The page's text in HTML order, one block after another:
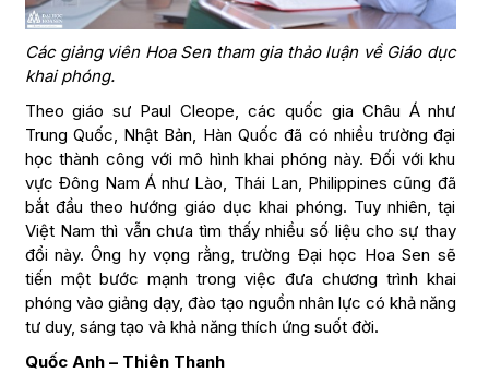
Các giảng viên Hoa Sen tham gia thảo luận về Giáo dục
khai phóng.
Theo giáo sư Paul Cleope, các quốc gia Châu Á như
Trung Quốc, Nhật Bản, Hàn Quốc đã có nhiều trường đại
học thành công với mô hình khai phóng này. Đối với khu
vực Đông Nam Á như Lào, Thái Lan, Philippines cũng đã
bắt đầu theo hướng giáo dục khai phóng. Tuy nhiên, tại
Việt Nam thì vẫn chưa tìm thấy nhiều số liệu cho sự thay
đổi này. Ông hy vọng rằng, trường Đại học Hoa Sen sẽ
tiến một bước mạnh trong việc đưa chương trình khai
phóng vào giảng dạy, đào tạo nguồn nhân lực có khả năng
tư duy, sáng tạo và khả năng thích ứng suốt đời.
Quốc Anh – Thiên Thanh